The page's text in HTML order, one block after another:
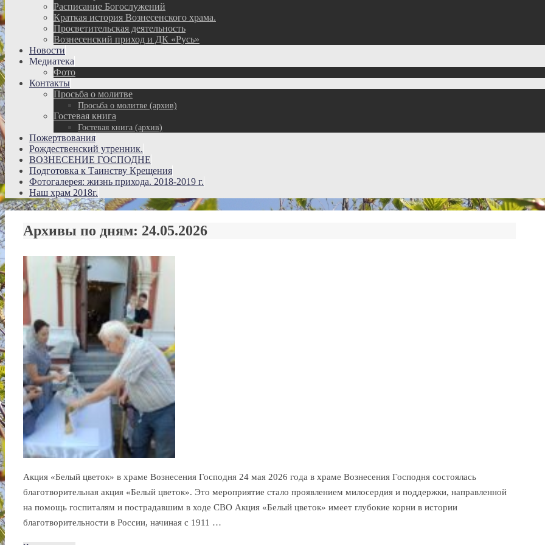
Расписание Богослужений
Краткая история Вознесенского храма.
Просветительская деятельность
Вознесенский приход и ДК «Русь»
Новости
Медиатека
Фото
Контакты
Просьба о молитве
Просьба о молитве (архив)
Гостевая книга
Гостевая книга (архив)
Пожертвования
Рождественский утренник.
ВОЗНЕСЕНИЕ ГОСПОДНЕ
Подготовка к Таинству Крещения
Фотогалерея: жизнь прихода. 2018-2019 г.
Наш храм 2018г.
Архивы по дням: 24.05.2026
Акция «Белый цветок» в храме Вознесения Господня 24 мая 2026 года в храме Вознесения Господня состоялась
благотворительная акция «Белый цветок». Это мероприятие стало проявлением милосердия и поддержки, направленной
на помощь госпиталям и пострадавшим в ходе СВО Акция «Белый цветок» имеет глубокие корни в истории
благотворительности в России, начиная с 1911 …